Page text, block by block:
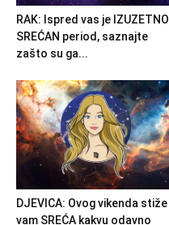
RAK: Ispred vas je IZUZETNO
SREĆAN period, saznajte
zašto su ga...
DJEVICA: Ovog vikenda stiže
vam SREĆA kakvu odavno